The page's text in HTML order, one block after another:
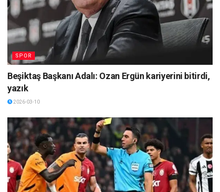
SPOR
Beşiktaş Başkanı Adalı: Ozan Ergün kariyerini bitirdi,
yazık
2026-03-10